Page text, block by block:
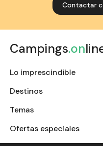
Contactar
Campings.on
Lo imprescindible
Destinos
Temas
Ofertas especiales